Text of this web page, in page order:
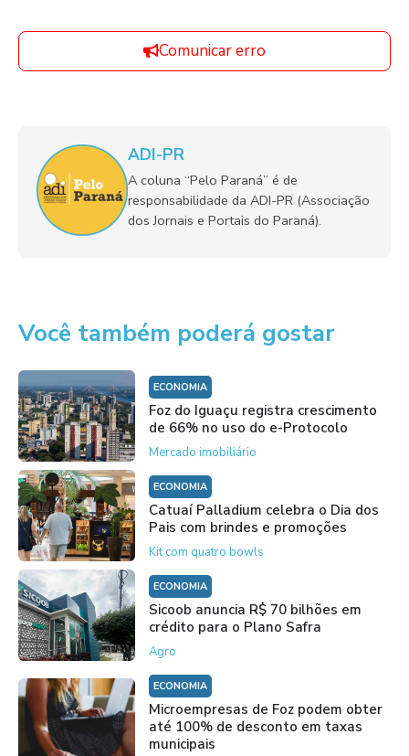
Comunicar erro
ADI-PR
A coluna “Pelo Paraná” é de
responsabilidade da ADI-PR (Associação
dos Jornais e Portais do Paraná).
Você também poderá gostar
ECONOMIA
Foz do Iguaçu registra crescimento
de 66% no uso do e-Protocolo
Mercado imobiliário
ECONOMIA
Catuaí Palladium celebra o Dia dos
Pais com brindes e promoções
Kit com quatro bowls
ECONOMIA
Sicoob anuncia R$ 70 bilhões em
crédito para o Plano Safra
Agro
ECONOMIA
Microempresas de Foz podem obter
até 100% de desconto em taxas
municipais